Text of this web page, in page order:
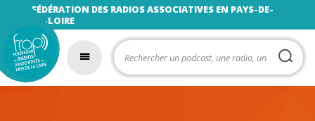
FÉDÉRATION DES RADIOS ASSOCIATIVES EN PAYS-DE-
LA-LOIRE